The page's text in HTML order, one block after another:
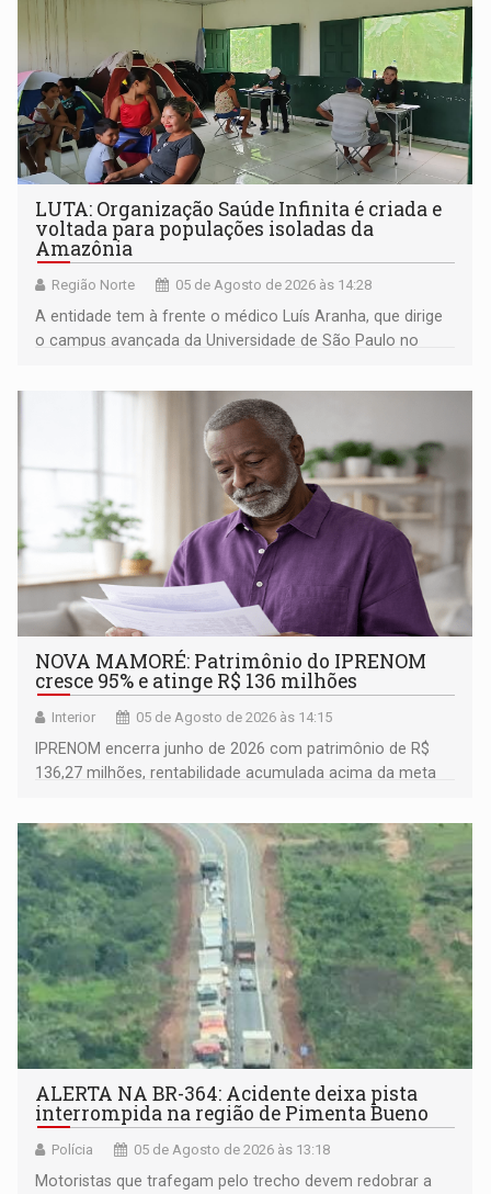
LUTA: Organização Saúde Infinita é criada e
voltada para populações isoladas da
Amazônia
Região Norte 05 de Agosto de 2026 às 14:28
A entidade tem à frente o médico Luís Aranha, que dirige
o campus avançada da Universidade de São Paulo no
NOVA MAMORÉ: Patrimônio do IPRENOM
cresce 95% e atinge R$ 136 milhões
Interior 05 de Agosto de 2026 às 14:15
IPRENOM encerra junho de 2026 com patrimônio de R$
136,27 milhões, rentabilidade acumulada acima da meta
ALERTA NA BR-364: Acidente deixa pista
interrompida na região de Pimenta Bueno
Polícia 05 de Agosto de 2026 às 13:18
​Motoristas que trafegam pelo trecho devem redobrar a